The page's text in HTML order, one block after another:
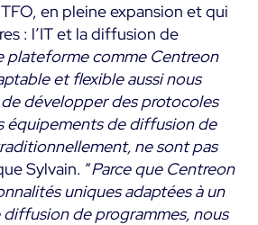
en pleine expansion et qui
: l’IT et la diffusion de
plateforme comme Centreon
et flexible aussi nous
développer des protocoles
équipements de diffusion de
ne sont pas
Sylvain. “Parce que Centreon
uniques adaptées à un
de programmes, nous